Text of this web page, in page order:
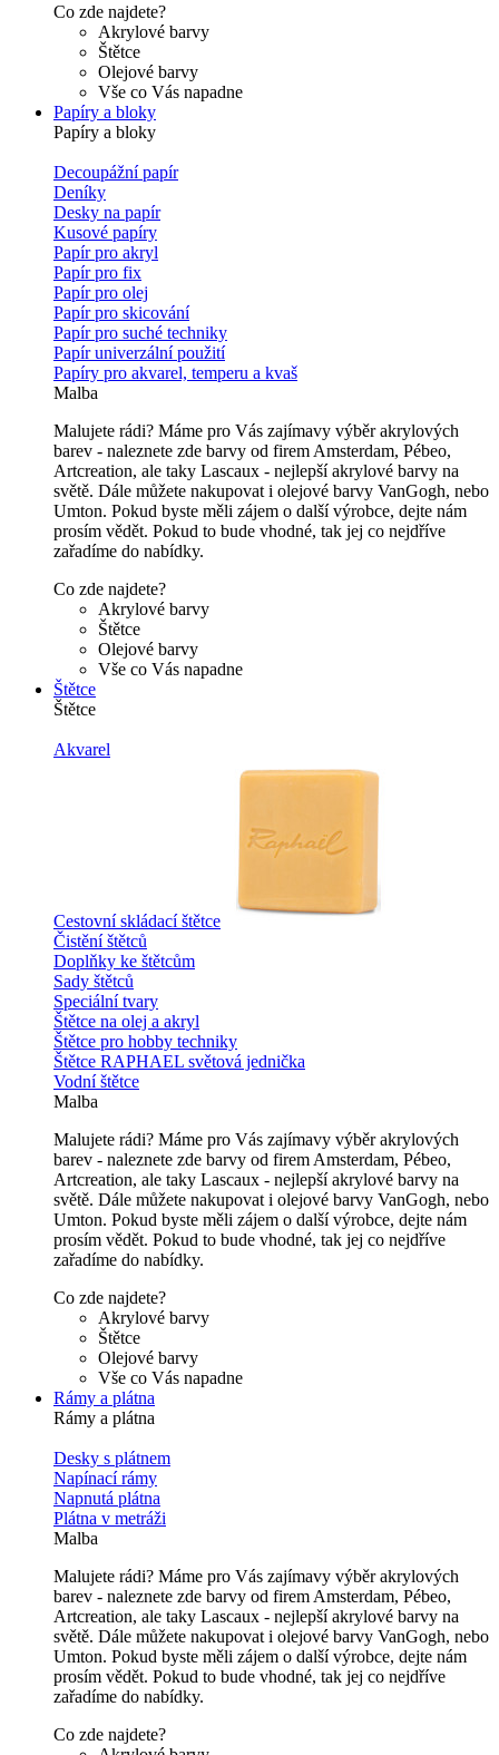
Co zde najdete?
Akrylové barvy
Štětce
Olejové barvy
Vše co Vás napadne
Papíry a bloky
Papíry a bloky
Decoupážní papír
Deníky
Desky na papír
Kusové papíry
Papír pro akryl
Papír pro fix
Papír pro olej
Papír pro skicování
Papír pro suché techniky
Papír univerzální použití
Papíry pro akvarel, temperu a kvaš
Malba
Malujete rádi? Máme pro Vás zajímavy výběr akrylových
barev - naleznete zde barvy od firem Amsterdam, Pébeo,
Artcreation, ale taky Lascaux - nejlepší akrylové barvy na
světě. Dále můžete nakupovat i olejové barvy VanGogh, nebo
Umton. Pokud byste měli zájem o další výrobce, dejte nám
prosím vědět. Pokud to bude vhodné, tak jej co nejdříve
zařadíme do nabídky.
Co zde najdete?
Akrylové barvy
Štětce
Olejové barvy
Vše co Vás napadne
Štětce
Štětce
Akvarel
Cestovní skládací štětce
Čistění štětců
Doplňky ke štětcům
Sady štětců
Speciální tvary
Štětce na olej a akryl
Štětce pro hobby techniky
Štětce RAPHAEL světová jednička
Vodní štětce
Malba
Malujete rádi? Máme pro Vás zajímavy výběr akrylových
barev - naleznete zde barvy od firem Amsterdam, Pébeo,
Artcreation, ale taky Lascaux - nejlepší akrylové barvy na
světě. Dále můžete nakupovat i olejové barvy VanGogh, nebo
Umton. Pokud byste měli zájem o další výrobce, dejte nám
prosím vědět. Pokud to bude vhodné, tak jej co nejdříve
zařadíme do nabídky.
Co zde najdete?
Akrylové barvy
Štětce
Olejové barvy
Vše co Vás napadne
Rámy a plátna
Rámy a plátna
Desky s plátnem
Napínací rámy
Napnutá plátna
Plátna v metráži
Malba
Malujete rádi? Máme pro Vás zajímavy výběr akrylových
barev - naleznete zde barvy od firem Amsterdam, Pébeo,
Artcreation, ale taky Lascaux - nejlepší akrylové barvy na
světě. Dále můžete nakupovat i olejové barvy VanGogh, nebo
Umton. Pokud byste měli zájem o další výrobce, dejte nám
prosím vědět. Pokud to bude vhodné, tak jej co nejdříve
zařadíme do nabídky.
Co zde najdete?